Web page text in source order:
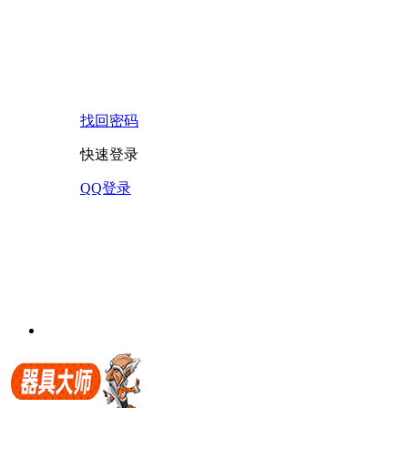
找回密码
快速登录
QQ登录